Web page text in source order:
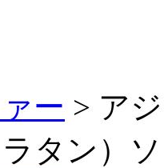
ー > ア
タン）